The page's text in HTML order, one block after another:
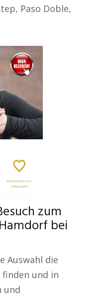
Paso Doble,
zum
bei
Auswahl die
und in
und